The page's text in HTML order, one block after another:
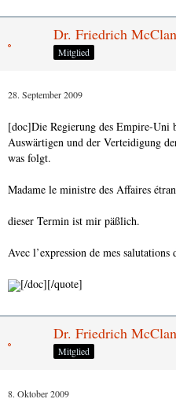
Demokratische Union
Union einen offiziellen
Mit freundlichen Grüßen,
Unionsministerin des Auswärtigen
Dr. Friedrich
Mitglied
28. September 2009
[doc]Die Regierung des Empire-Uni
Auswärtigen und der Verteidigung
was folgt.
Madame le ministre des Affaires
dieser Termin ist mir päßlich.
Avec l’expression de mes salutations
[/doc][/quote]
Dr. Friedrich
Mitglied
8. Oktober 2009